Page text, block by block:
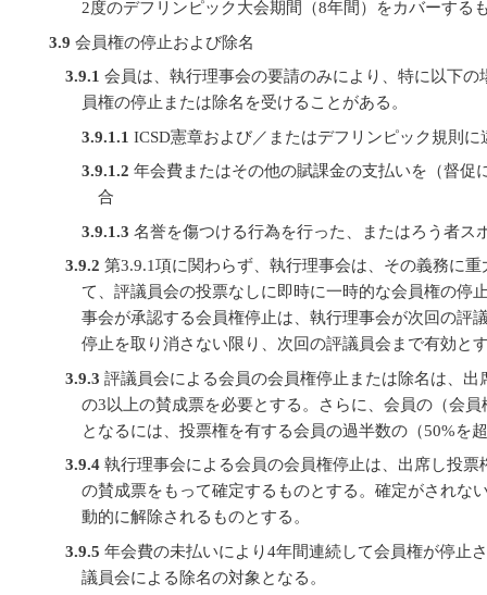
2度のデフリンピック大会期間（8年間）をカバーする
3.9 会員権の停止および除名
3.9.1 会員は、執行理事会の要請のみにより、特に以下
員権の停止または除名を受けることがある。
3.9.1.1 ICSD憲章および／またはデフリンピック規則に
3.9.1.2 年会費またはその他の賦課金の支払いを（督促
合
3.9.1.3 名誉を傷つける行為を行った、またはろう者ス
3.9.2 第3.9.1項に関わらず、執行理事会は、その義務に
て、評議員会の投票なしに即時に一時的な会員権の停
事会が承認する会員権停止は、執行理事会が次回の評
停止を取り消さない限り、次回の評議員会まで有効と
3.9.3 評議員会による会員の会員権停止または除名は、
の3以上の賛成票を必要とする。さらに、会員の（会
となるには、投票権を有する会員の過半数の（50%を
3.9.4 執行理事会による会員の会員権停止は、出席し投票
の賛成票をもって確定するものとする。確定がされな
動的に解除されるものとする。
3.9.5 年会費の未払いにより4年間連続して会員権が停止
議員会による除名の対象となる。